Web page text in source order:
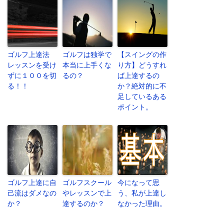
ゴルフ上達法
レッスンを受け
ずに１００を切
る！！
ゴルフは独学で
本当に上手くな
るの？
【スイングの作
り方】どうすれ
ば上達するの
か？絶対的に不
足しているある
ポイント。
ゴルフ上達に自
己流はダメなの
か？
ゴルフスクール
やレッスンで上
達するのか？
今になって思
う、私が上達し
なかった理由。